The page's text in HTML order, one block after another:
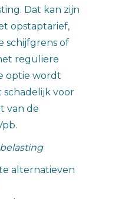
Dat kan zijn
opstaptarief,
schijfgrens of
reguliere
optie wordt
schadelijk voor
van de
alternatieven